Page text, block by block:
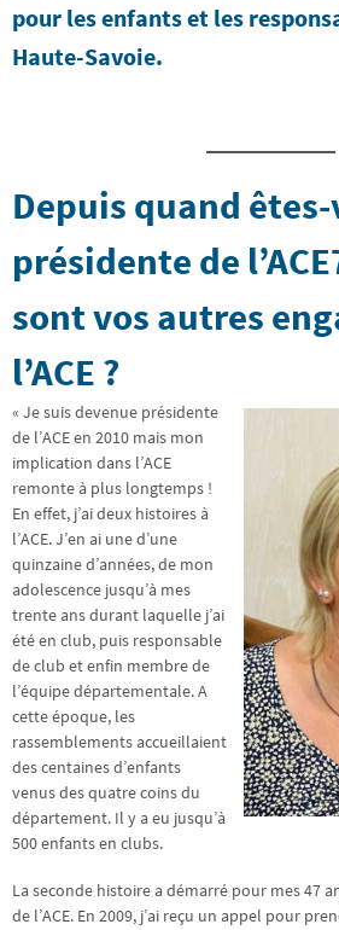
pour les enfants et les
Haute-Savoie.
Depuis quand
présidente de
sont vos autres
l’ACE ?
« Je suis devenue présidente
de l’ACE en 2010 mais mon
implication dans l’ACE
remonte à plus longtemps !
En effet, j’ai deux histoires à
l’ACE. J’en ai une d’une
quinzaine d’années, de mon
adolescence jusqu’à mes
trente ans durant laquelle j’ai
été en club, puis responsable
de club et enfin membre de
l’équipe départementale. A
cette époque, les
rassemblements accueillaient
des centaines d’enfants
venus des quatre coins du
département. Il y a eu jusqu’à
500 enfants en clubs.
La seconde histoire a démarré pour mes 47
de l’ACE. En 2009, j’ai reçu un appel pour